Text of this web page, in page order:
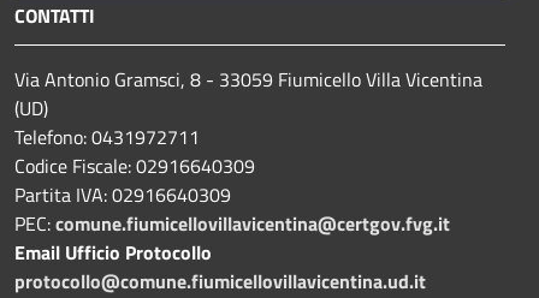
CONTATTI
Via Antonio Gramsci, 8 - 33059 Fiumicello Villa Vicentina
(UD)
Telefono: 0431972711
Codice Fiscale: 02916640309
Partita IVA: 02916640309
PEC:comune.fiumicellovillavicentina@certgov.fvg.it
Email Ufficio Protocollo
protocollo@comune.fiumicellovillavicentina.ud.it